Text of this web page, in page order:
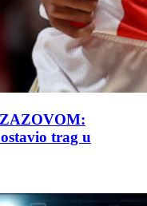
trag u